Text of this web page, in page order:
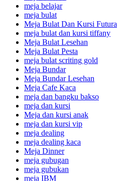
meja belajar
meja bulat
Meja Bulat Dan Kursi Futura
meja bulat dan kursi tiffany
Meja Bulat Lesehan
Meja Bulat Pesta
meja bulat scriting gold
Meja Bundar
Meja Bundar Lesehan
Meja Cafe Kaca
meja dan bangku bakso
meja dan kursi
Meja dan kursi anak
meja dan kursi vip
meja dealing
meja dealing kaca
Meja Dinner
meja gubugan
meja gubukan
meja IBM